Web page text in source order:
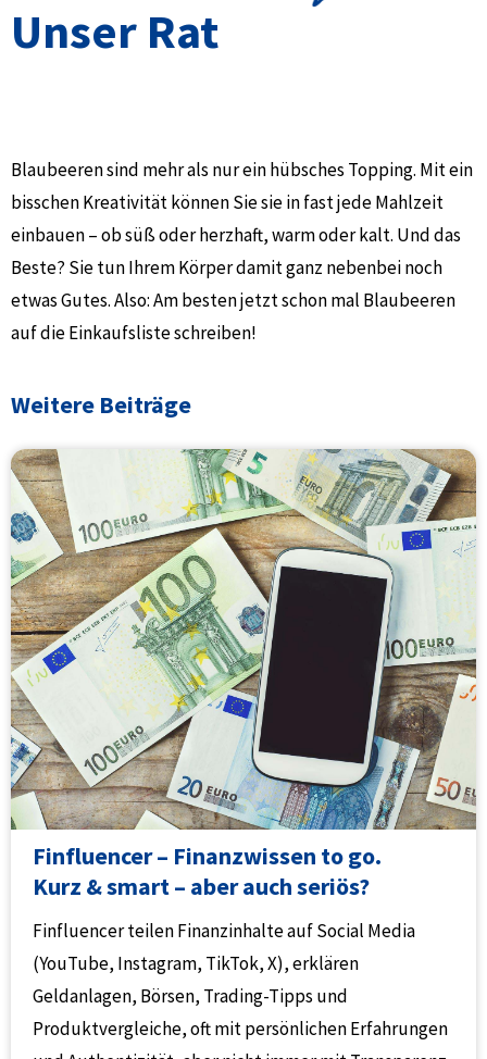
Unser Rat
Blaubeeren sind mehr als nur ein hübsches Topping. Mit ein
bisschen Kreativität können Sie sie in fast jede Mahlzeit
einbauen – ob süß oder herzhaft, warm oder kalt. Und das
Beste? Sie tun Ihrem Körper damit ganz nebenbei noch
etwas Gutes. Also: Am besten jetzt schon mal Blaubeeren
auf die Einkaufsliste schreiben!
Weitere Beiträge
Finfluencer – Finanzwissen to go.
Kurz & smart – aber auch seriös?
Finfluencer teilen Finanzinhalte auf Social Media
(YouTube, Instagram, TikTok, X), erklären
Geldanlagen, Börsen, Trading-Tipps und
Produktvergleiche, oft mit persönlichen Erfahrungen